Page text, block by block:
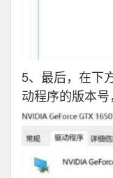
5、最后，在下
动程序的版本号